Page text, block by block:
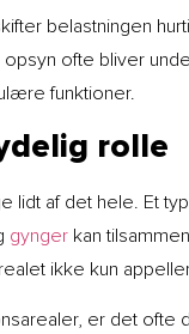
belastningen
ofte bliver
funktioner.
rolle
af det hele. Et
gynger kan
ikke kun
er det